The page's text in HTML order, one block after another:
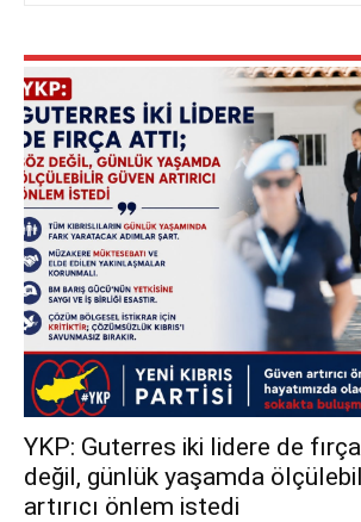
YKP: Guterres iki lidere de
değil, günlük yaşamda
artırıcı önlem istedi